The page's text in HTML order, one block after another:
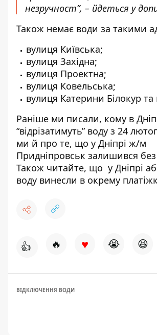
незручност”, – йдеться у
Також немає води за такими
вулиця Київська;
вулиця Західна;
вулиця Проектна;
вулиця Ковельська;
вулиця Катерини Білокур та
Раніше ми писали, кому в
“відрізатимуть” воду з 24
ми й про те, що у Дніпрі ж/м
Придніпровськ залишився
Також читайте, що у Дніпрі
воду винесли в окрему
👍 🔥 ♥ 😭 😆
ВІДКЛЮЧЕННЯ ВОДИ